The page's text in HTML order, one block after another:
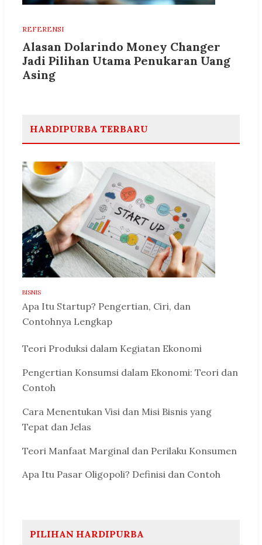
REFERENSI
Alasan Dolarindo Money Changer
Jadi Pilihan Utama Penukaran Uang
Asing
HARDIPURBA TERBARU
BISNIS
Apa Itu Startup? Pengertian, Ciri, dan
Contohnya Lengkap
Teori Produksi dalam Kegiatan Ekonomi
Pengertian Konsumsi dalam Ekonomi: Teori dan
Contoh
Cara Menentukan Visi dan Misi Bisnis yang
Tepat dan Jelas
Teori Manfaat Marginal dan Perilaku Konsumen
Apa Itu Pasar Oligopoli? Definisi dan Contoh
PILIHAN HARDIPURBA